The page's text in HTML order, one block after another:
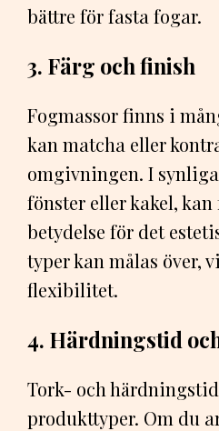
bättre för fasta fogar.
3. Färg och finish
Fogmassor finns i
kan matcha eller
omgivningen. I
fönster eller kakel,
betydelse för det
typer kan målas över,
flexibilitet.
4. Härdningstid
Tork- och
produkttyper. Om du